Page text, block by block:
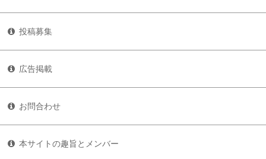
投稿募集
広告掲載
お問合わせ
本サイトの趣旨とメンバー